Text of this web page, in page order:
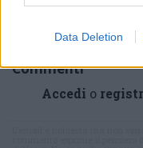
Data Deletion
Commenti
Accedi o